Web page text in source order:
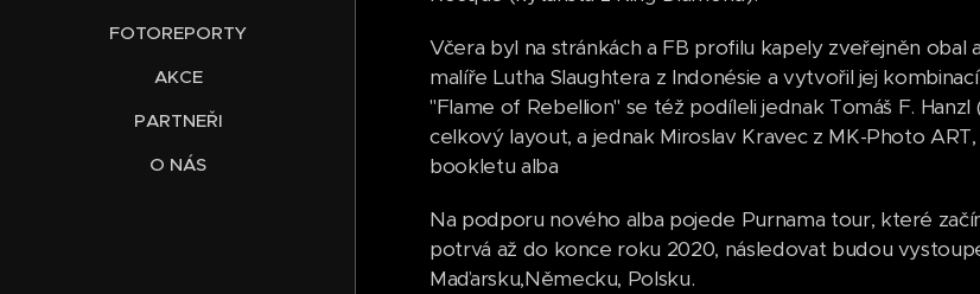
FOTOREPORTY
AKCE
PARTNEŘI
O NÁS
Včera byl na stránkách a FB profilu kapely zveřejněn
malíře Lutha Slaughtera z Indonésie a vytvořil jej
"Flame of Rebellion" se též podíleli jednak Tomáš F.
celkový layout, a jednak Miroslav Kravec z MK-Photo
bookletu alba
Na podporu nového alba pojede Purnama tour, které
potrvá až do konce roku 2020, následovat budou
Maďarsku,Německu, Polsku.